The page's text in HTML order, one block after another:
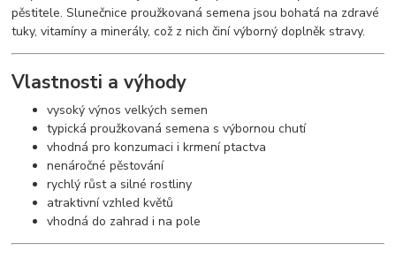
pěstitele. Slunečnice proužkovaná semena jsou bohatá na zdravé
tuky, vitamíny a minerály, což z nich činí výborný doplněk stravy.
Vlastnosti a výhody
vysoký výnos velkých semen
typická proužkovaná semena s výbornou chutí
vhodná pro konzumaci i krmení ptactva
nenáročné pěstování
rychlý růst a silné rostliny
atraktivní vzhled květů
vhodná do zahrad i na pole